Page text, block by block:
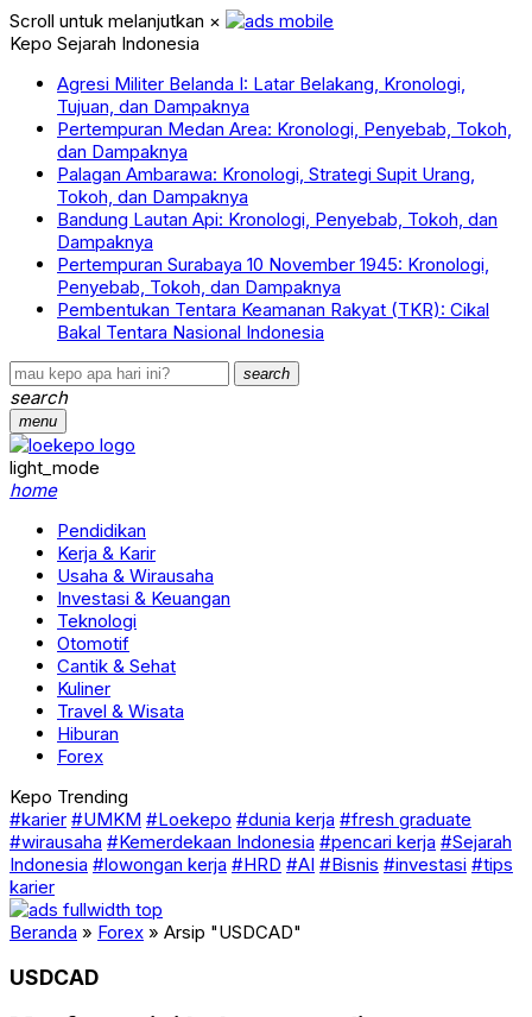
Scroll untuk melanjutkan ×
Kepo Sejarah Indonesia
Agresi Militer Belanda I: Latar Belakang, Kronologi,
Tujuan, dan Dampaknya
Pertempuran Medan Area: Kronologi, Penyebab, Tokoh,
dan Dampaknya
Palagan Ambarawa: Kronologi, Strategi Supit Urang,
Tokoh, dan Dampaknya
Bandung Lautan Api: Kronologi, Penyebab, Tokoh, dan
Dampaknya
Pertempuran Surabaya 10 November 1945: Kronologi,
Penyebab, Tokoh, dan Dampaknya
Pembentukan Tentara Keamanan Rakyat (TKR): Cikal
Bakal Tentara Nasional Indonesia
search
search
menu
light_mode
home
Pendidikan
Kerja & Karir
Usaha & Wirausaha
Investasi & Keuangan
Teknologi
Otomotif
Cantik & Sehat
Kuliner
Travel & Wisata
Hiburan
Forex
Kepo Trending
#karier #UMKM #Loekepo #dunia kerja #fresh graduate
#wirausaha #Kemerdekaan Indonesia #pencari kerja #Sejarah
Indonesia #lowongan kerja #HRD #AI #Bisnis #investasi #tips
karier
Beranda » Forex » Arsip "USDCAD"
USDCAD